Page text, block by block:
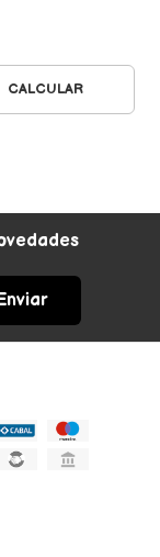
CALCULAR